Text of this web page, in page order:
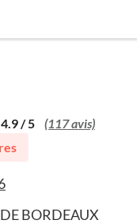
4.9 / 5 (117 avis)
BORDEAUX